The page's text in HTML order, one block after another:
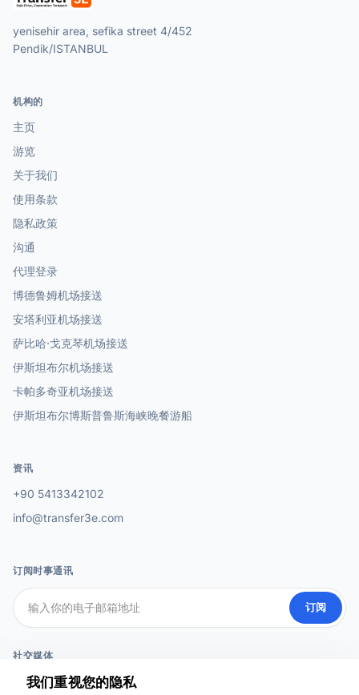
yenisehir area, sefika street 4/452
Pendik/ISTANBUL
机构的
主页
游览
关于我们
使用条款
隐私政策
沟通
代理登录
博德鲁姆机场接送
安塔利亚机场接送
萨比哈·戈克琴机场接送
伊斯坦布尔机场接送
卡帕多奇亚机场接送
伊斯坦布尔博斯普鲁斯海峡晚餐游船
资讯
+90 5413342102
info@transfer3e.com
订阅时事通讯
订阅
社交媒体
我们重视您的隐私